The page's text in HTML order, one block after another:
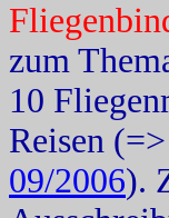
zum
10
Reisen (=>
09/2006).